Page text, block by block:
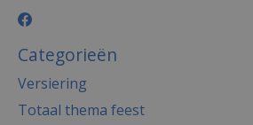
Categorieën
Versiering
Totaal thema feest